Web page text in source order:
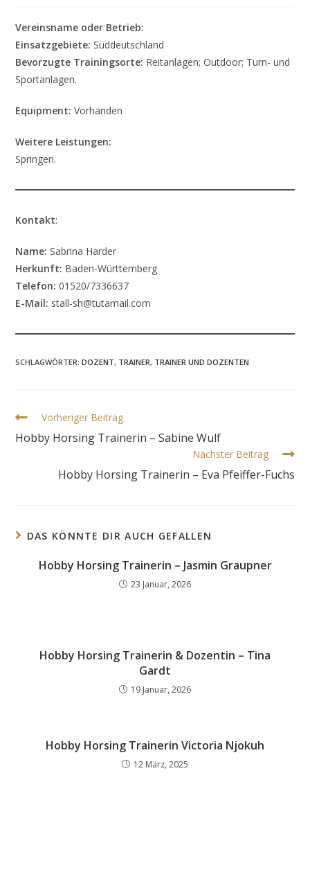
Vereinsname oder Betrieb:
Einsatzgebiete:Süddeutschland
Bevorzugte Trainingsorte: Reitanlagen; Outdoor; Turn- und
Sportanlagen.
Equipment: Vorhanden
Weitere Leistungen:
Springen.
Kontakt:
Name: Sabrina Harder
Herkunft: Baden-Württemberg
Telefon:01520/7336637
E-Mail: stall-sh@tutamail.com
SCHLAGWÖRTER:DOZENT, TRAINER, TRAINER UND DOZENTEN
Weitere
ansehen
Vorheriger Beitrag
Hobby Horsing Trainerin – Sabine Wulf
Nächster Beitrag
Hobby Horsing Trainerin – Eva Pfeiffer-Fuchs
DAS KÖNNTE DIR AUCH GEFALLEN
Hobby Horsing Trainerin – Jasmin Graupner
23 Januar, 2026
Hobby Horsing Trainerin & Dozentin – Tina
Gardt
19 Januar, 2026
Hobby Horsing Trainerin Victoria Njokuh
12 März, 2025